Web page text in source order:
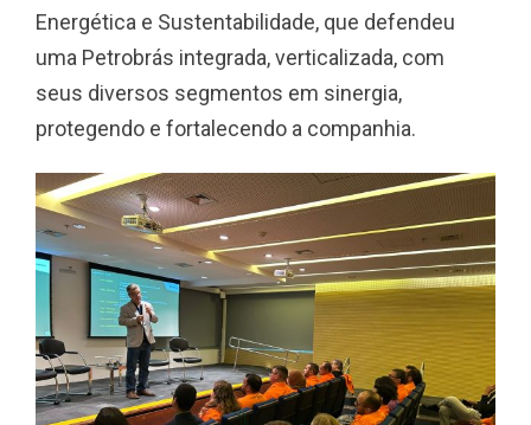
Energética e Sustentabilidade, que defendeu
uma Petrobrás integrada, verticalizada, com
seus diversos segmentos em sinergia,
protegendo e fortalecendo a companhia.